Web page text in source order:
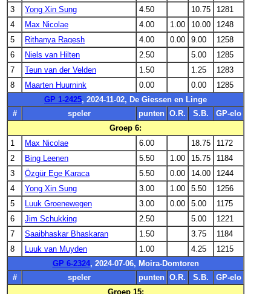
3
Yong Xin Sung 4.50 10.75
1281
4
Max Nicolae 4.00 1.00 10.00
1248
5
Rithanya Ragesh 4.00 0.00 9.00
1258
6
Niels van Hilten 2.50 5.00
1285
7
Teun van der Velden 1.50 1.25
1283
8
Maarten Huurnink 0.00 0.00
1285
GP 1-2425, 2024-11-02, De Giessen en Linge
#
speler punten O.R. S.B.
GP-elo
Groep 6:
1
Max Nicolae 6.00 18.75
1172
2
Bing Leenen 5.50 1.00 15.75
1184
3
Özgür Ege Karaca 5.50 0.00 14.00
1244
4
Yong Xin Sung 3.00 1.00 5.50
1256
5
Luuk Groenewegen 3.00 0.00 5.00
1175
6
Jim Schukking 2.50 5.00
1221
7
Saaibhaskar Bhaskaran 1.50 3.75
1184
8
Luuk van Muyden 1.00 4.25
1215
GP 6-2324, 2024-07-06, Moira-Domtoren
#
speler punten O.R. S.B.
GP-elo
Groep 15: